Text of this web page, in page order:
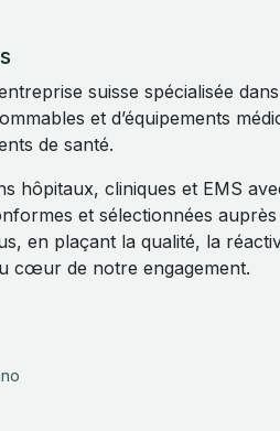
suisse spécialisée
et d’équipements
de santé.
hôpitaux, cliniques et EMS
et sélectionnées auprès
en plaçant la qualité, la
cœur de notre engagement.